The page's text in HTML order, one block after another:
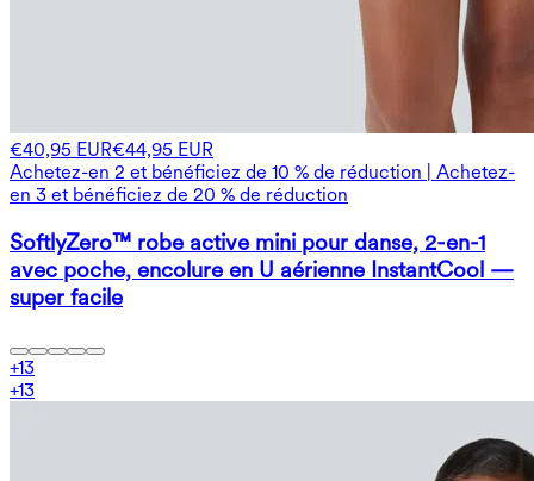
€40,95 EUR€44,95 EUR
Achetez-en 2 et bénéficiez de 10 % de réduction | Achetez-
en 3 et bénéficiez de 20 % de réduction
SoftlyZero™ robe active mini pour danse, 2-en-1
avec poche, encolure en U aérienne InstantCool —
super facile
+13
+13